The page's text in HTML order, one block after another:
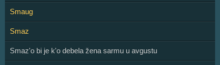
Smaug
Smaz
Smaz'o bi je k'o debela žena sarmu u avgustu